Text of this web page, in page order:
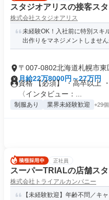
スタジオアリスの接客ス
株式会社スタジオアリス
未経験OK！入社前に特別スキ
出作りをマネジメントしませ
〒007-0802北海道札幌市東
月給22万8000円～27万円
資格 【必須】 ・高卒以上
〈インタビュー：...
制服あり 業界未経験歓迎 +29個
正社員
スーパーTRIALの店舗ス
株式会社トライアルカンパニー
【未経験歓迎】年齢不問／キ